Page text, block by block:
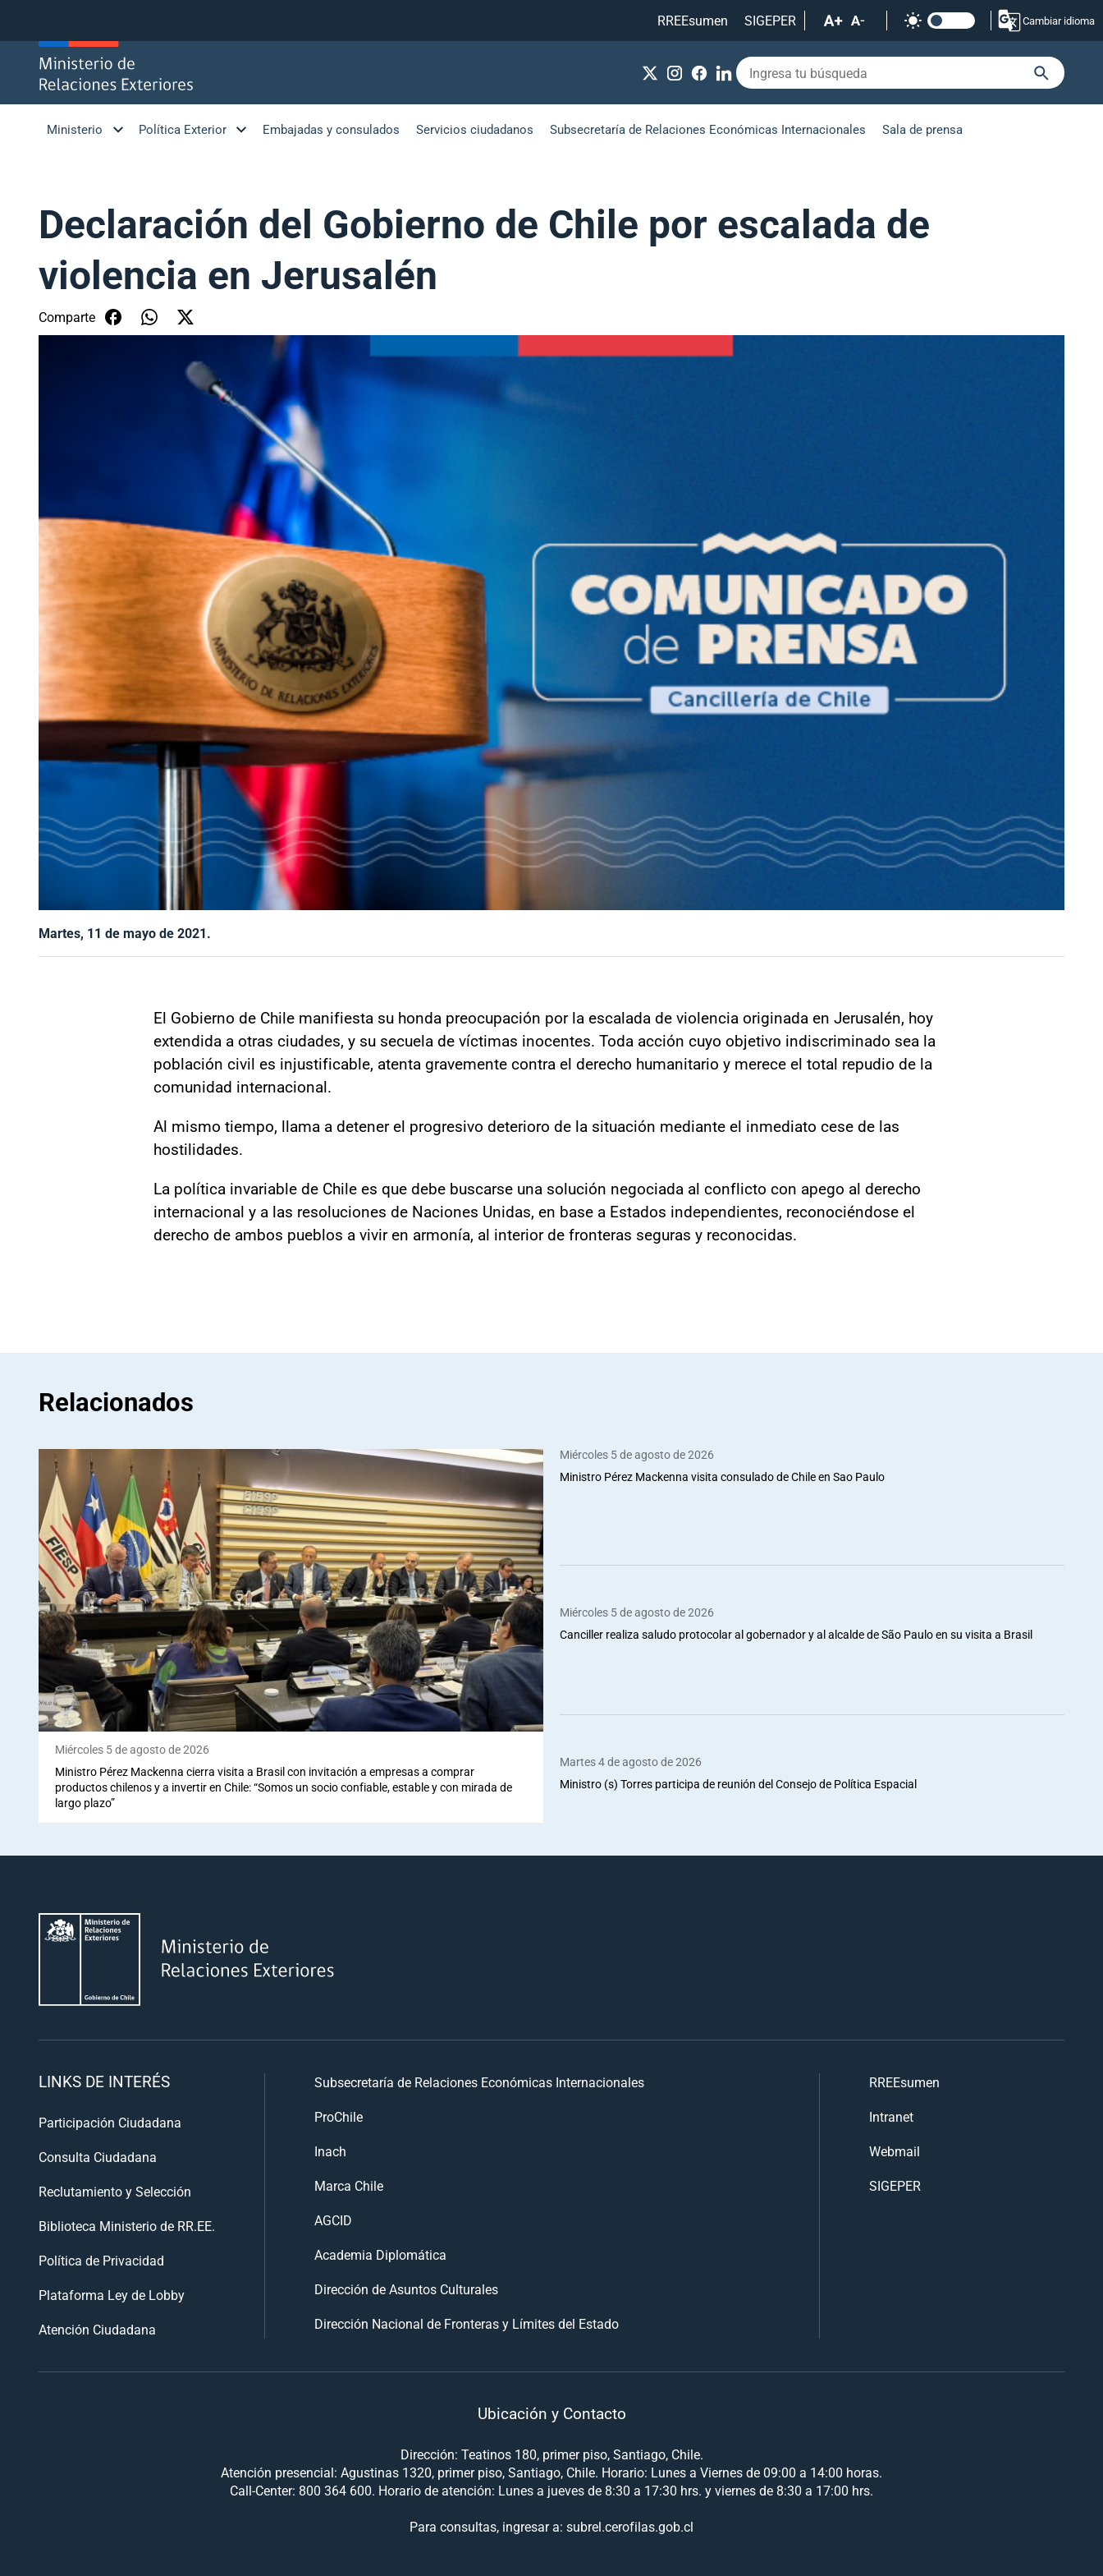
RREEsumen
SIGEPER Cambiar idioma
Ministerio Política Exterior Embajadas y consulados Servicios ciudadanos Subsecretaría de Relaciones Económicas Internacionales Sala de prensa
Declaración del Gobierno de Chile por escalada de
violencia en Jerusalén
Comparte
Martes, 11 de mayo de 2021.
El Gobierno de Chile manifiesta su honda preocupación por la escalada de violencia originada en Jerusalén, hoy
extendida a otras ciudades, y su secuela de víctimas inocentes. Toda acción cuyo objetivo indiscriminado sea la
población civil es injustificable, atenta gravemente contra el derecho humanitario y merece el total repudio de la
comunidad internacional.
Al mismo tiempo, llama a detener el progresivo deterioro de la situación mediante el inmediato cese de las
hostilidades.
La política invariable de Chile es que debe buscarse una solución negociada al conflicto con apego al derecho
internacional y a las resoluciones de Naciones Unidas, en base a Estados independientes, reconociéndose el
derecho de ambos pueblos a vivir en armonía, al interior de fronteras seguras y reconocidas.
Relacionados
Miércoles 5 de agosto de 2026
Ministro Pérez Mackenna cierra visita a Brasil con invitación a empresas a comprar
productos chilenos y a invertir en Chile: “Somos un socio confiable, estable y con mirada de
largo plazo”
Miércoles 5 de agosto de 2026
Ministro Pérez Mackenna visita consulado de Chile en Sao Paulo
Miércoles 5 de agosto de 2026
Canciller realiza saludo protocolar al gobernador y al alcalde de São Paulo en su visita a Brasil
Martes 4 de agosto de 2026
Ministro (s) Torres participa de reunión del Consejo de Política Espacial
LINKS DE INTERÉS
Participación Ciudadana
Consulta Ciudadana
Reclutamiento y Selección
Biblioteca Ministerio de RR.EE.
Política de Privacidad
Plataforma Ley de Lobby
Atención Ciudadana
Subsecretaría de Relaciones Económicas Internacionales
ProChile
Inach
Marca Chile
AGCID
Academia Diplomática
Dirección de Asuntos Culturales
Dirección Nacional de Fronteras y Límites del Estado
RREEsumen
Intranet
Webmail
SIGEPER
Ubicación y Contacto
Dirección: Teatinos 180, primer piso, Santiago, Chile.
Atención presencial: Agustinas 1320, primer piso, Santiago, Chile. Horario: Lunes a Viernes de 09:00 a 14:00 horas.
Call-Center: 800 364 600. Horario de atención: Lunes a jueves de 8:30 a 17:30 hrs. y viernes de 8:30 a 17:00 hrs.
Para consultas, ingresar a: subrel.cerofilas.gob.cl